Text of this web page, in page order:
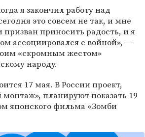
я закончил работу над
это совсем не так, и мне
приносить радость, и я
ассоциировался с войной», —
«скромным жестом»
народу.
17 мая. В России проект,
планируют показать 19
японского фильма «Зомби